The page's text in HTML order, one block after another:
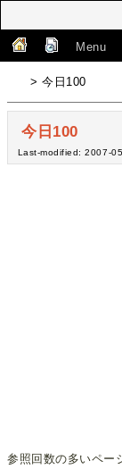
Menu
> 今日100
今日100
Last-modified: 2007-
参照回数の多いペー